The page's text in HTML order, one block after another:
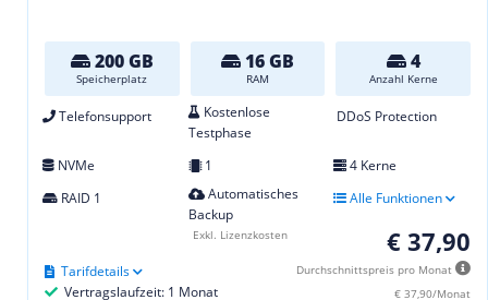
200 GB
Speicherplatz
16 GB
RAM
4
Anzahl Kerne
Telefonsupport
Kostenlose
Testphase
DDoS Protection
NVMe 1
4 Kerne
RAID 1
Automatisches
Backup
Alle Funktionen
€ 37,90
Durchschnittspreis pro Monat
€ 37,90/Monat
Vertragslaufzeit: 1 Monat
Tarifdetails
Exkl. Lizenzkosten